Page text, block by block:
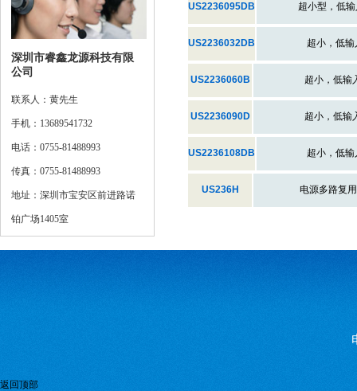
深圳市睿鑫龙源科技有限
公司
联系人：黄先生
手机：13689541732
电话：0755-81488993
传真：0755-81488993
地址：深圳市宝安区前进路诺
铂广场1405室
US2236095DB 超小型，低输
US2236032DB 超小，低输
US2236060B 超小，低输
US2236090D 超小，低输
US2236108DB 超小，低输
US236H 电源多路复
返回顶部